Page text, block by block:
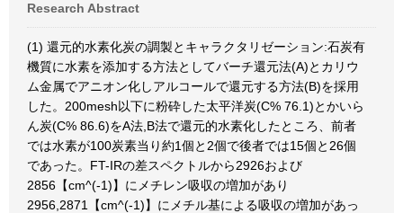
Research Abstract
(1) 還元的水素化炭の調製とキャラクタリゼーション:石炭有
機質に水素を添加する方法としてバーチ還元法(A)とカリウ
ム金属でアニオン化しアルコールで還元する方法(B)を採用
した。200mesh以下に粉砕した太平洋炭(C% 76.1)とかいら
ん炭(C% 86.6)をA法,B法で還元的水素化したところ、前者
では水素が100炭素当り約1個と2個で後者では15個と26個
であった。FT-IRの差スペクトルから2926および
2856【cm^(-1)】にメチレン吸収の増加があり
2956,2871【cm^(-1)】にメチル基による吸収の増加があっ